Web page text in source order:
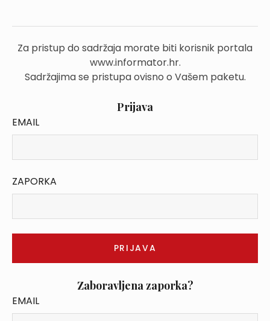
Za pristup do sadržaja morate biti korisnik portala
www.informator.hr.
Sadržajima se pristupa ovisno o Vašem paketu.
Prijava
EMAIL
ZAPORKA
Zaboravljena zaporka?
EMAIL